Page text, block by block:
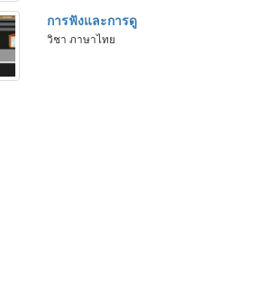
การฟังและการดู
วิชา ภาษาไทย